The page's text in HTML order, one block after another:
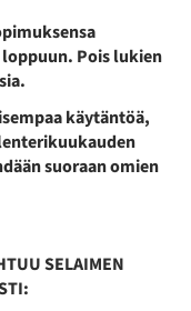
Pois lukien
käytäntöä,
suoraan omien
SELAIMEN